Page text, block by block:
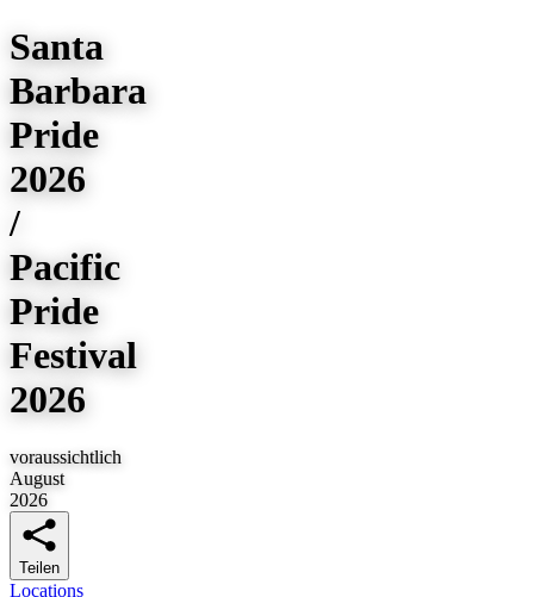
Santa
Barbara
Pride
2026
/
Pacific
Pride
Festival
2026
voraussichtlich
August
2026
Teilen
Locations